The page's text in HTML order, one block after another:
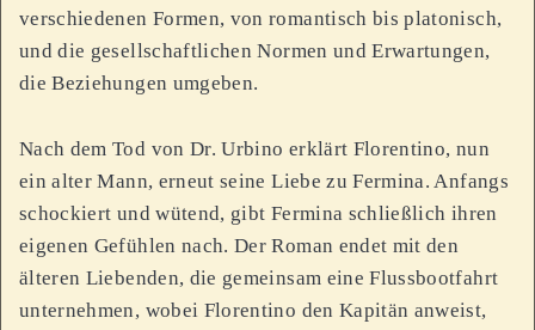
verschiedenen Formen, von romantisch bis platonisch,
und die gesellschaftlichen Normen und Erwartungen,
die Beziehungen umgeben.
Nach dem Tod von Dr. Urbino erklärt Florentino, nun
ein alter Mann, erneut seine Liebe zu Fermina. Anfangs
schockiert und wütend, gibt Fermina schließlich ihren
eigenen Gefühlen nach. Der Roman endet mit den
älteren Liebenden, die gemeinsam eine Flussbootfahrt
unternehmen, wobei Florentino den Kapitän anweist,